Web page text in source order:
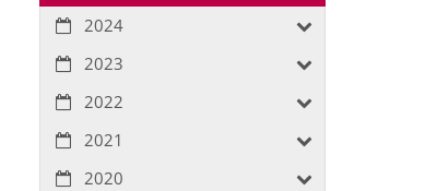
2024
2023
2022
2021
2020